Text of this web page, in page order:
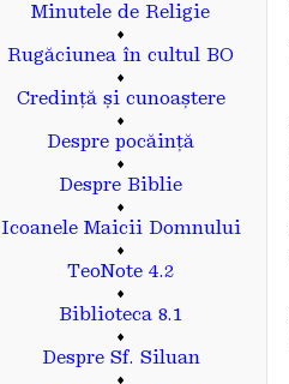
Minutele de Religie
♦
Rugăciunea în cultul BO
♦
Credință și cunoaștere
♦
Despre pocăință
♦
Despre Biblie
♦
Icoanele Maicii Domnului
♦
TeoNote 4.2
♦
Biblioteca 8.1
♦
Despre Sf. Siluan
♦